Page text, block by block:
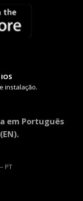
instalação.
em Português
PT